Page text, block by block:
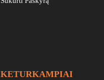
KETURKAMPIAI